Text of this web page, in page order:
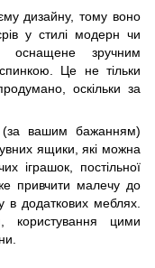
дизайну, тому воно
у стилі модерн чи
оснащене зручним
Це не тільки
оскільки за
(за вашим бажанням)
ящики, які можна
іграшок, постільної
привчити малечу до
в додаткових меблях.
користування цими